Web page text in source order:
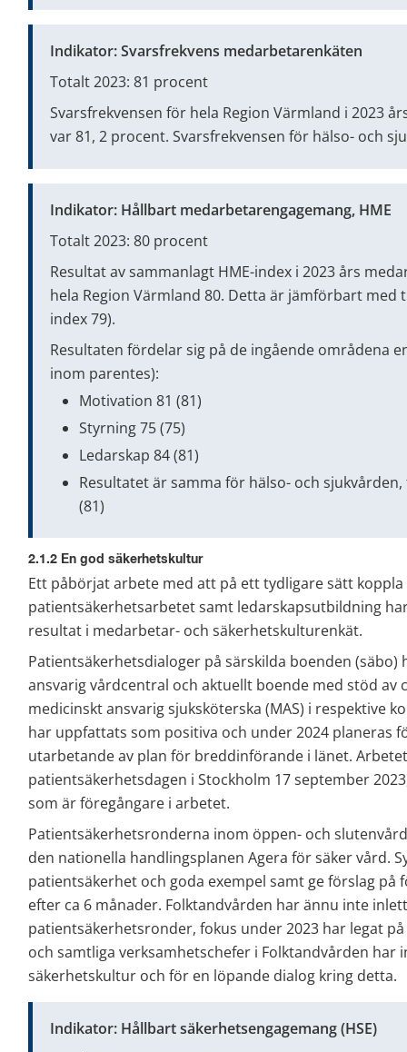
Indikator: Svarsfrekvens medarbetarenkäten
Totalt 2023: 81 procent
Svarsfrekvensen för hela Region Värmland i 2023
var 81, 2 procent. Svarsfrekvensen för hälso- och
Indikator: Hållbart medarbetarengagemang, HME
Totalt 2023: 80 procent
Resultat av sammanlagt HME-index i 2023 års
hela Region Värmland 80. Detta är jämförbart med
index 79).
Resultaten fördelar sig på de ingående områdena
inom parentes):
Motivation 81 (81)
Styrning 75 (75)
Ledarskap 84 (81)
Resultatet är samma för hälso- och
(81)
2.1.2 En god säkerhetskultur
Ett påbörjat arbete med att på ett tydligare sätt
patientsäkerhetsarbetet samt ledarskapsutbildning
resultat i medarbetar- och säkerhetskulturenkät.
Patientsäkerhetsdialoger på särskilda boenden
ansvarig vårdcentral och aktuellt boende med stöd av
medicinskt ansvarig sjuksköterska (MAS) i respektive
har uppfattats som positiva och under 2024 planeras
utarbetande av plan för breddinförande i länet.
patientsäkerhetsdagen i Stockholm 17 september
som är föregångare i arbetet.
Patientsäkerhetsronderna inom öppen- och
den nationella handlingsplanen Agera för säker vård.
patientsäkerhet och goda exempel samt ge förslag
efter ca 6 månader. Folktandvården har ännu inte
patientsäkerhetsronder, fokus under 2023 har legat
och samtliga verksamhetschefer i Folktandvården
säkerhetskultur och för en löpande dialog kring detta.
Indikator: Hållbart säkerhetsengagemang (HSE)